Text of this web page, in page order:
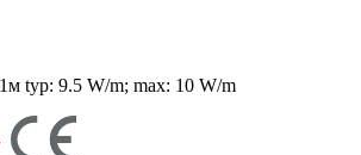
typ: 9.5 W/m; max: 10 W/m